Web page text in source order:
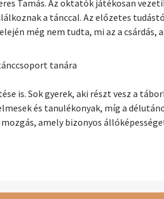
Tamás. Az oktatók játékosan
a tánccal. Az előzetes
még nem tudta, mi az a csárdás,
tanára
is. Sok gyerek, aki részt vesz a
és tanulékonyak, míg a
amely bizonyos